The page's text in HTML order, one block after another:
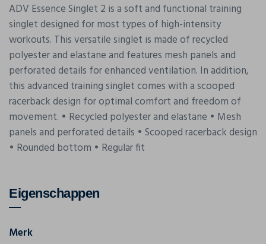
ADV Essence Singlet 2 is a soft and functional training
singlet designed for most types of high-intensity
workouts. This versatile singlet is made of recycled
polyester and elastane and features mesh panels and
perforated details for enhanced ventilation. In addition,
this advanced training singlet comes with a scooped
racerback design for optimal comfort and freedom of
movement. • Recycled polyester and elastane • Mesh
panels and perforated details • Scooped racerback design
• Rounded bottom • Regular fit
Eigenschappen
Merk